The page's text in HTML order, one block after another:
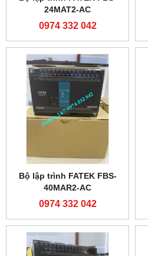
24MAT2-AC
0974 332 042
Bộ lập trình FATEK FBS-
40MAR2-AC
0974 332 042